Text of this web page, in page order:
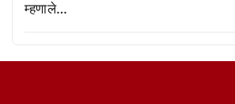
म्हणाले…